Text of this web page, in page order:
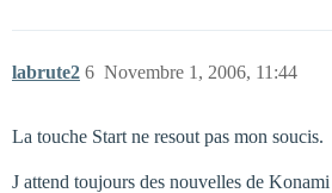
labrute2 Novembre 1, 2006, 11:44
6
La touche Start ne resout pas mon soucis.
J attend toujours des nouvelles de